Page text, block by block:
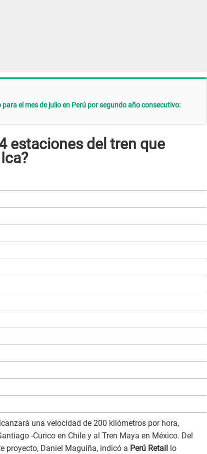
el mes de julio en Perú por segundo año consecutivo:
estaciones del tren que
una velocidad de 200 kilómetros por hora,
-Curico en Chile y al Tren Maya en México. Del
proyecto, Daniel Maguiña, indicó a Perú Retail
lo